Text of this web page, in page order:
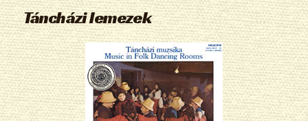
Táncházi lemezek